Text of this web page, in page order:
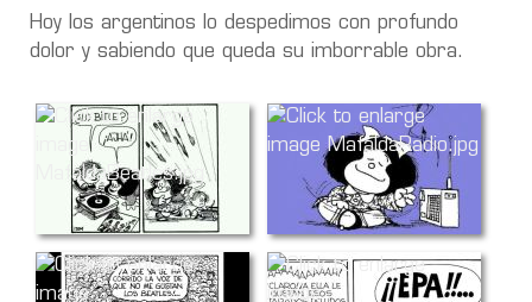
Hoy los argentinos lo despedimos con profundo
dolor y sabiendo que queda su imborrable obra.